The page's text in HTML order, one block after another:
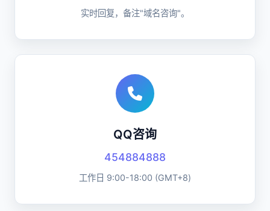
实时回复，备注"域名咨询"。
QQ咨询
454884888
工作日 9:00-18:00 (GMT+8)